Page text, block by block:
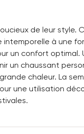
de leur style.
intemporelle à une
un confort optimal.
un chaussant
chaleur. La
une utilisation